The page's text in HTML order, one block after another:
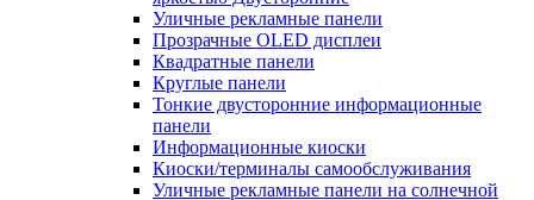
Уличные рекламные панели
Прозрачные OLED дисплеи
Квадратные панели
Круглые панели
Тонкие двусторонние информационные
панели
Информационные киоски
Киоски/терминалы самообслуживания
Уличные рекламные панели на солнечной